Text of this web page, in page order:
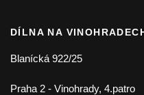
DÍLNA NA
Blanícká 922/25
Praha 2 - Vinohrady, 4.patro